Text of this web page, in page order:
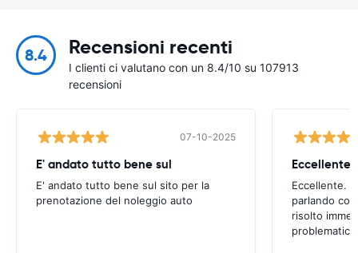
8.4 Recensioni recenti
I clienti ci valutano con un 8.4/10 su 107913
recensioni
07-10-2025
E' andato tutto bene sul
E' andato tutto bene sul sito per la
prenotazione del noleggio auto
Eccellente.
parlando
risolto